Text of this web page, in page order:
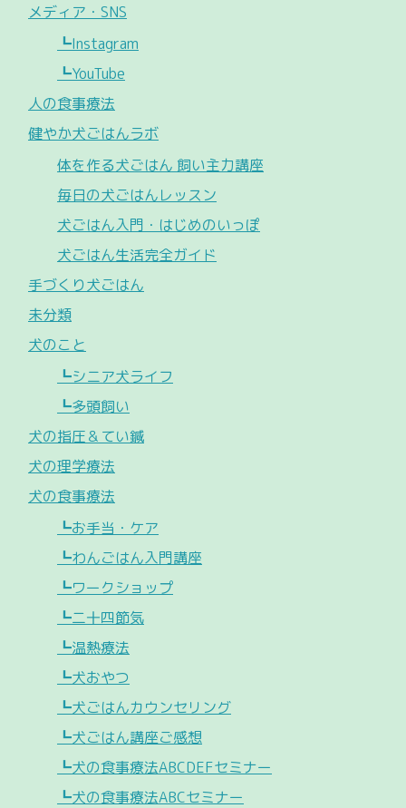
メディア・SNS
┗Instagram
┗YouTube
人の食事療法
健やか犬ごはんラボ
体を作る犬ごはん 飼い主力講座
毎日の犬ごはんレッスン
犬ごはん入門・はじめのいっぽ
犬ごはん生活完全ガイド
手づくり犬ごはん
未分類
犬のこと
┗シニア犬ライフ
┗多頭飼い
犬の指圧＆てい鍼
犬の理学療法
犬の食事療法
┗お手当・ケア
┗わんごはん入門講座
┗ワークショップ
┗二十四節気
┗温熱療法
┗犬おやつ
┗犬ごはんカウンセリング
┗犬ごはん講座ご感想
┗犬の食事療法ABCDEFセミナー
┗犬の食事療法ABCセミナー